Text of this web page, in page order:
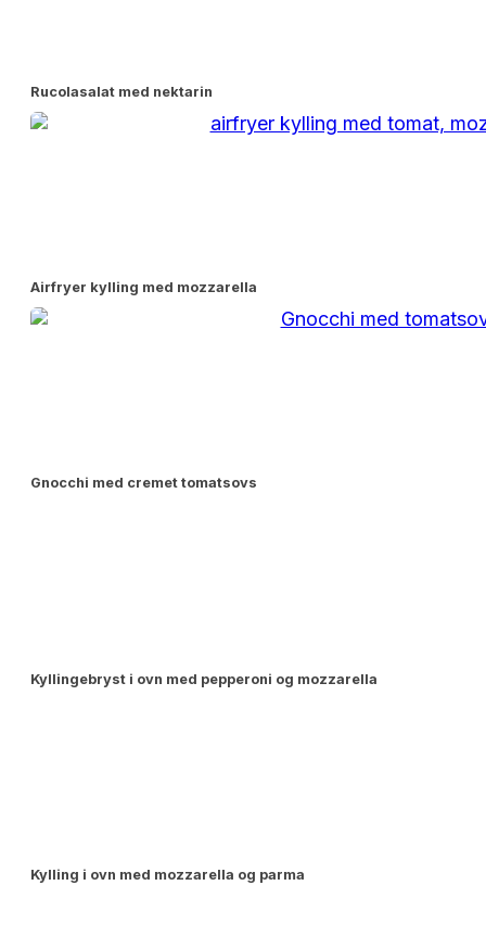
Rucolasalat med nektarin
Airfryer kylling med mozzarella
Gnocchi med cremet tomatsovs
Kyllingebryst i ovn med pepperoni og mozzarella
Kylling i ovn med mozzarella og parma